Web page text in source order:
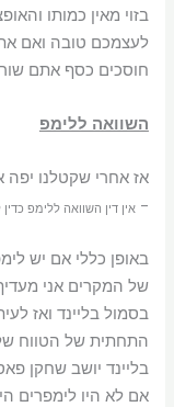
בזוי מאין כמותו
לעצמכם טובה ואם
חוסכים כסף אתם
השוואה ללימפ
אז אחרי שקטלנו יפה
–אין דין השוואה ללימפ
באופן כללי אם יש
של המקרים אני
בסמול בליינד ואז
התחתית של הטווח
אם לא היו לימפרים